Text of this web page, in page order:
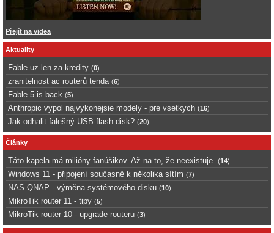
Přejít na videa
Aktuality
Fable uz len za kredity (0)
zranitelnost ac routerů tenda (6)
Fable 5 is back (5)
Anthropic vypol najvykonejsie modely - pre vsetkych (16)
Jak odhalit falešný USB flash disk? (20)
Články
Táto kapela má milióny fanúšikov. Až na to, že neexistuje. (14)
Windows 11 - připojení současně k několika sítím (7)
NAS QNAP - výměna systémového disku (10)
MikroTik router 11 - tipy (5)
MikroTik router 10 - upgrade routeru (3)